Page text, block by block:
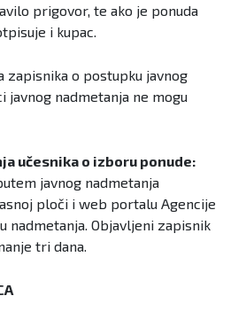
prigovor, te ako je ponuda
i kupac.
zapisnika o postupku javnog
javnog nadmetanja ne mogu
učesnika o izboru ponude:
javnog nadmetanja
ploči i web portalu Agencije
nadmetanja. Objavljeni zapisnik
tri dana.